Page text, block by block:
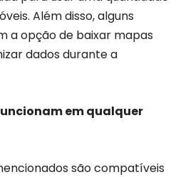
Além disso, alguns
a opção de baixar mapas
dados durante a
em qualquer
são compatíveis